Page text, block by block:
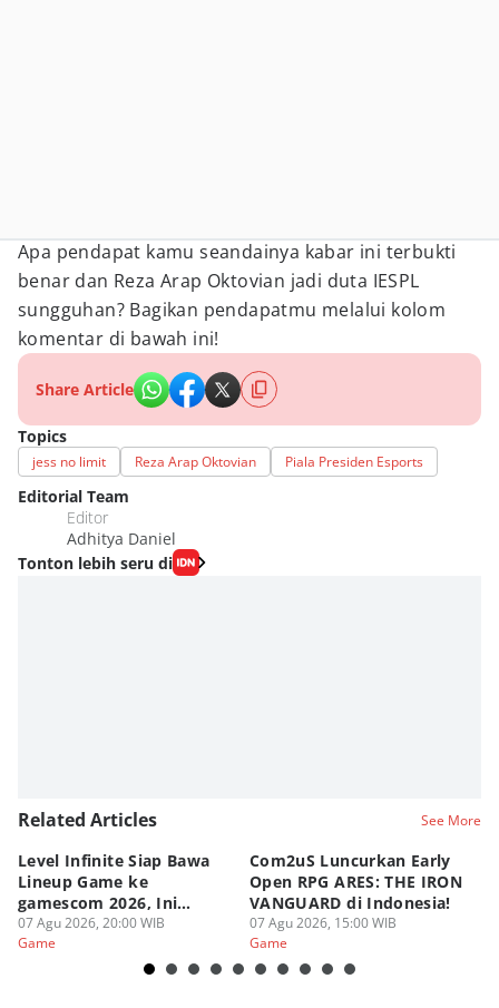
Apa pendapat kamu seandainya kabar ini terbukti
benar dan Reza Arap Oktovian jadi duta IESPL
sungguhan? Bagikan pendapatmu melalui kolom
komentar di bawah ini!
Share Article
Topics
jess no limit Reza Arap Oktovian Piala Presiden Esports
Editorial Team
Editor
Adhitya Daniel
Tonton lebih seru di
Related Articles See More
Level Infinite Siap Bawa
Lineup Game ke
gamescom 2026, Ini
Judulnya!
07 Agu 2026, 20:00 WIB
Game
Com2uS Luncurkan Early
Open RPG ARES: THE IRON
VANGUARD di Indonesia!
07 Agu 2026, 15:00 WIB
Game